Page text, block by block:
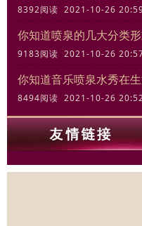
8392阅读 2021-10-26
你知道喷泉的几大分类
9183阅读 2021-10-26
你知道音乐喷泉水秀在
8494阅读 2021-10-26